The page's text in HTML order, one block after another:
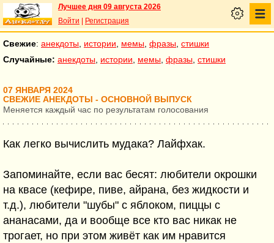
Лучшее дня 09 августа 2026
Войти
Регистрация
Свежие: анекдоты истории мемы фразы стишки
Случайные: анекдоты истории мемы фразы стишки
07 ЯНВАРЯ 2024
СВЕЖИЕ АНЕКДОТЫ - ОСНОВНОЙ ВЫПУСК
Меняется каждый час по результатам голосования
Как легко вычислить мудака? Лайфхак⁠⁠.
Запоминайте, если вас бесят: любители окрошки
на квасе (кефире, пиве, айрана, без жидкости и
т.д.), любители "шубы" с яблоком, пиццы с
ананасами, да и вообще все кто вас никак не
трогает, но при этом живёт как им нравится